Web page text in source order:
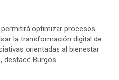
optimizar procesos
la transformación digital de
orientadas al bienestar
destacó Burgos.